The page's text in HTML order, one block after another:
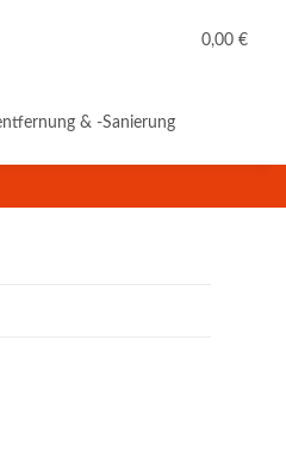
0,00 €
& -Sanierung